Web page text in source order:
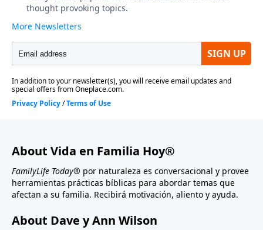
About Vida en Familia Hoy®
FamilyLife Today® por naturaleza es conversacional y provee
herramientas prácticas bíblicas para abordar temas que
afectan a su familia. Recibirá motivación, aliento y ayuda.
About Dave y Ann Wilson